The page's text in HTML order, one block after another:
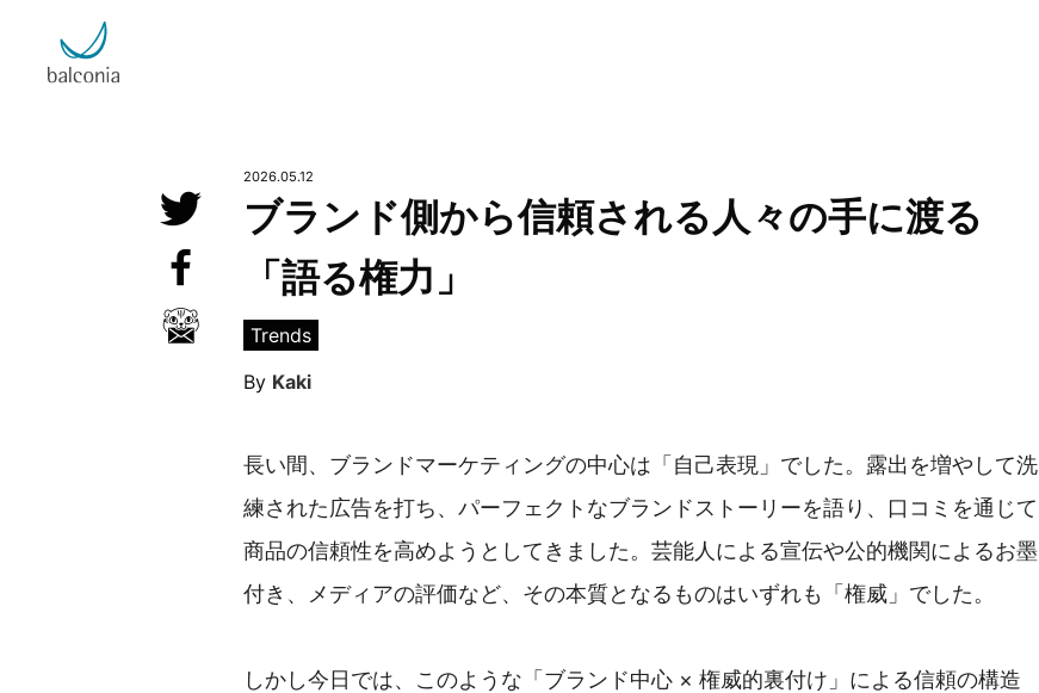
2026.05.12
ブランド側から信頼される人々の手に渡る
「語る権力」
Trends
By Kaki
長い間、ブランドマーケティングの中心は「自己表現」でした。露出を増やして洗
練された広告を打ち、パーフェクトなブランドストーリーを語り、口コミを通じて
商品の信頼性を高めようとしてきました。芸能人による宣伝や公的機関によるお墨
付き、メディアの評価など、その本質となるものはいずれも「権威」でした。
しかし今日では、このような「ブランド中心 × 権威的裏付け」による信頼の構造


